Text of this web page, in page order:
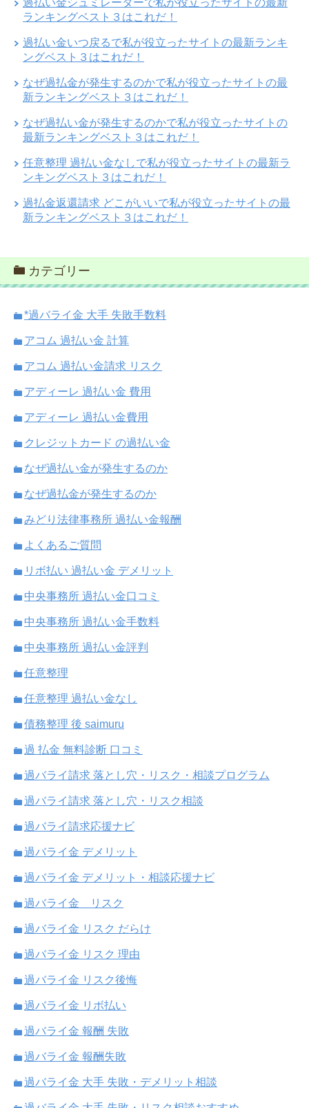
過払い金シュミレーターで私が役立ったサイトの最新
ランキングベスト３はこれだ！
過払い金いつ戻るで私が役立ったサイトの最新ランキ
ングベスト３はこれだ！
なぜ過払金が発生するのかで私が役立ったサイトの最
新ランキングベスト３はこれだ！
なぜ過払い金が発生するのかで私が役立ったサイトの
最新ランキングベスト３はこれだ！
任意整理 過払い金なしで私が役立ったサイトの最新ラ
ンキングベスト３はこれだ！
過払金返還請求 どこがいいで私が役立ったサイトの最
新ランキングベスト３はこれだ！
カテゴリー
*過バライ金 大手 失敗手数料
アコム 過払い金 計算
アコム 過払い金請求 リスク
アディーレ 過払い金 費用
アディーレ 過払い金費用
クレジットカード の過払い金
なぜ過払い金が発生するのか
なぜ過払金が発生するのか
みどり法律事務所 過払い金報酬
よくあるご質問
リボ払い 過払い金 デメリット
中央事務所 過払い金口コミ
中央事務所 過払い金手数料
中央事務所 過払い金評判
任意整理
任意整理 過払い金なし
債務整理 後 saimuru
過 払金 無料診断 口コミ
過バライ請求 落とし穴・リスク・相談プログラム
過バライ請求 落とし穴・リスク相談
過バライ請求応援ナビ
過バライ金 デメリット
過バライ金 デメリット・相談応援ナビ
過バライ金 リスク
過バライ金 リスク だらけ
過バライ金 リスク 理由
過バライ金 リスク後悔
過バライ金 リボ払い
過バライ金 報酬 失敗
過バライ金 報酬失敗
過バライ金 大手 失敗・デメリット相談